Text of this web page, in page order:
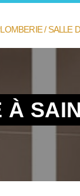
/ SALLE